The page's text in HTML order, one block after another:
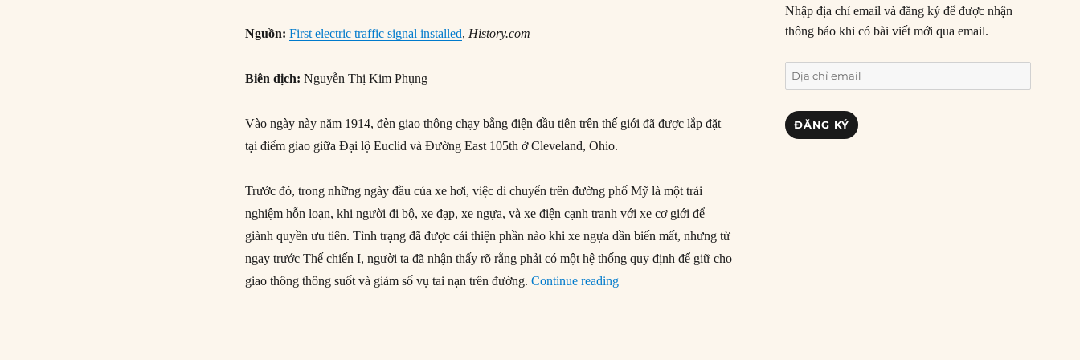
Nguồn:First electric traffic signal installed,History.com
Biên dịch: Nguyễn Thị Kim Phụng
Vào ngày này năm 1914, đèn giao thông chạy bằng điện đầu tiên trên thế giới đã được lắp đặt
tại điểm giao giữa Đại lộ Euclid và Đường East 105th ở Cleveland, Ohio.
Trước đó, trong những ngày đầu của xe hơi, việc di chuyển trên đường phố Mỹ là một trải
nghiệm hỗn loạn, khi người đi bộ, xe đạp, xe ngựa, và xe điện cạnh tranh với xe cơ giới để
giành quyền ưu tiên. Tình trạng đã được cải thiện phần nào khi xe ngựa dần biến mất, nhưng từ
ngay trước Thế chiến I, người ta đã nhận thấy rõ rằng phải có một hệ thống quy định để giữ cho
giao thông thông suốt và giảm số vụ tai nạn trên đường.Continue reading“05/08/1914: Lắp đặt đèn giao thông điện đầu tiên trên thế giới”
Nhập địa chỉ email và đăng ký để được nhận
thông báo khi có bài viết mới qua email.
Địa
chỉ
email
ĐĂNG KÝ